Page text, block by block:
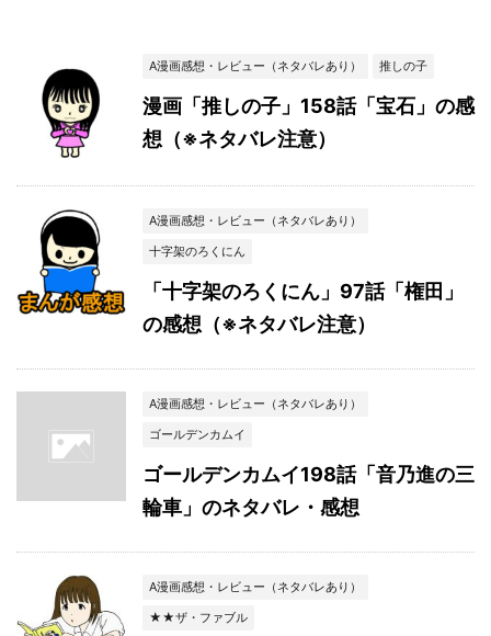
A漫画感想・レビュー（ネタバレあり） 推しの子
漫画「推しの子」158話「宝石」の感
想（※ネタバレ注意）
A漫画感想・レビュー（ネタバレあり）
十字架のろくにん
「十字架のろくにん」97話「権田」
の感想（※ネタバレ注意）
A漫画感想・レビュー（ネタバレあり）
ゴールデンカムイ
ゴールデンカムイ198話「音乃進の三
輪車」のネタバレ・感想
A漫画感想・レビュー（ネタバレあり）
★★ザ・ファブル